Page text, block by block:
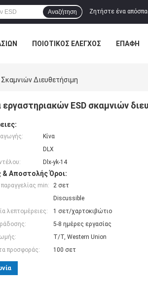
Ζητήστε ένα
Αναζήτηση
ΠΟΙΟΤΙΚΌΣ ΈΛΕΓΧΟΣ ΕΠΑΦΉ
Διευθετήσιμη
ESD σκαμνιών
Κίνα
DLX
Dlx-yk-14
& Αποστολής Όροι:
min:
2 σετ
Discussible
λεπτομέρειες:
1 σετ/χαρτοκιβώτιο
5-8 ημέρες εργασίας
T/T, Western Union
προσφοράς:
100 σετ